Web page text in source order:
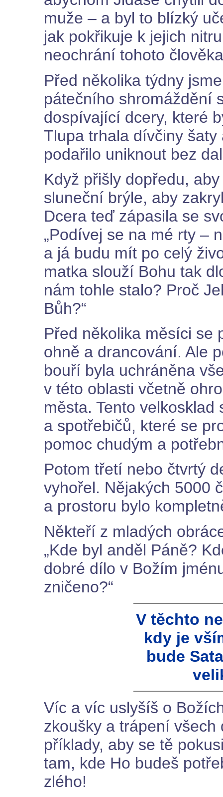
muže – a byl to blízký
jak pokřikuje k jejich
neochrání tohoto
Před několika týdny
pátečního shromáždění
dospívající dcery, které
Tlupa trhala dívčiny
podařilo uniknout bez
Když přišly dopředu,
sluneční brýle, aby
Dcera teď zápasila se
„Podívej se na mé rty –
a já budu mít po celý
matka slouží Bohu tak
nám tohle stalo? Proč
Bůh?“
Před několika měsíci se
ohně a drancování. Ale
bouří byla uchráněna
v této oblasti včetně
města. Tento
a spotřebičů, které se
pomoc chudým a
Potom třetí nebo čtvrtý
vyhořel. Nějakých 5000
a prostoru bylo
Někteří z mladých
„Kde byl anděl Páně?
dobré dílo v Božím
zničeno?“
V těchto
kdy je
bude
Víc a víc uslyšíš o
zkoušky a trápení všech
příklady, aby se tě
tam, kde Ho budeš
zlého!